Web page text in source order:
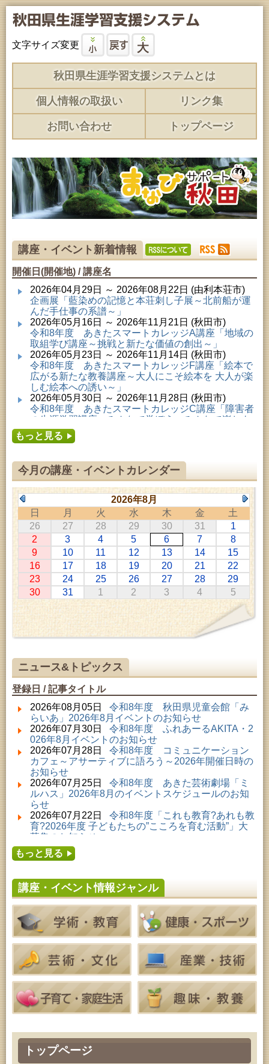
文字サイズ変更
秋田県生涯学習支援システムとは
個人情報の取扱い リンク集
お問い合わせ トップページ
トップページ
講座・イベント新着情報
開催日(開催地) / 講座名
2026年04月29日 ～ 2026年08月22日 (由利本荘市)
企画展「藍染めの記憶と本荘刺し子展～北前船が運
んだ手仕事の系譜～」
2026年05月16日 ～ 2026年11月21日 (秋田市)
令和8年度 あきたスマートカレッジA講座「地域の
取組学び講座～挑戦と新たな価値の創出～」
2026年05月23日 ～ 2026年11月14日 (秋田市)
令和8年度 あきたスマートカレッジF講座「絵本で
広がる新たな教養講座～大人にこそ絵本を 大人が楽
しむ絵本への誘い～」
2026年05月30日 ～ 2026年11月28日 (秋田市)
令和8年度 あきたスマートカレッジC講座「障害者
の生涯学習講座～みんなで学ぼう、みんなで楽しも
う～」
2026年06月02日 ～ 2026年11月30日 (秋田市)
2026年06月06日 ～ 2026年10月17日 (秋田市)
令和8年度 あきたスマートカレッジD講座「防災講
座～自助力と共助力を高める～」
2026年06月27日 ～ 2026年09月05日 (秋田市)
令和8年度 あきたスマートカレッジB講座「熟議フ
ァシリテーター講座 ～熟議をつくろう！～」
2026年07月01日 ～ 2026年09月23日 (仙北市)
千葉克介写真展 ～自然の息吹～
2026年07月11日 ～ 2026年08月30日 (秋田市)
特別展「わけあって絶滅しました。展」
2026年07月14日 ～ 2026年08月23日 (秋田市)
子どもの読書活動推進事業「夏休みは図書館へ行こ
う－みんなの読みたい！知りたい！学びたい！をお
手伝いします－」（資料展示）
2026年07月25日 ～ 2026年09月06日 (美郷町)
美郷町学友館特別展「加藤明見 森に生きるツキノワ
グマ～1年の記録～」
音と会話を楽しむ朝の図書館
2026年08月01日 ～ 2026年08月23日 (秋田市)
乳幼児・青少年教育「図書館クイズラリー」
2026年08月01日 ～ 2026年09月23日 (秋田市)
おかえりなさい！佐竹本三十六歌仙絵とゆかりの名
品
2026年08月01日 ～ 2026年08月23日 (大館市)
清澄コレクション未公開絵画展
2026年08月01日 ～ 2026年09月23日 (秋田市)
佐竹氏の名宝、雄大なる歴史を想う～武と雅～
2026年08月01日 ～ 2026年08月30日 (秋田市)
乳幼児・青少年教育「夏休み資料展示」
2026年08月01日 ～ 2026年08月25日 (秋田市)
工房雑がみランド2026
2026年08月01日 ～ 2026年08月23日 (秋田市)
子どもの読書活動推進事業「夏休みは図書館へ行こ
う－みんなの読みたい！知りたい！学びたい！をお
2026年08月01日 ～ 2026年08月30日 (秋田市)
成人教育「研修室開放」
特別展「超写実 ホキ美術館名品展」
2026年08月07日 (秋田市)
青少年教育「点字体験教室」
2026年08月07日 (秋田市)
高齢者教育「南星大学」
2026年08月07日 (秋田市)
乳幼児・青少年教育「夏休み子ども講座『マーブル
アートでツリー＆ネックレスを作ってみよう』」
2026年08月08日 (秋田市)
乳幼児・青少年教育「朝のこどもとしょかんタイ
ム」
2026年08月08日 (秋田市)
乳幼児教育「おはなしの会」
乳幼児教育・青少年教育「おりがみの会」
2026年08月08日 (秋田市)
乳幼児教育「フォンテ文庫のおはなし会」
もっと見る
今月の講座・イベントカレンダー
2026年8月
日
月 火 水 木 金
土
26
27 28 29 30 31
1
2
3 4 5 6 7
8
9
10 11 12 13 14
15
16
17 18 19 20 21
22
23
24 25 26 27 28
29
30
31 1 2 3 4 5
ニュース&トピックス
登録日 / 記事タイトル
2026年08月05日 令和8年度 秋田県児童会館「み
らいあ」2026年8月イベントのお知らせ
2026年07月30日 令和8年度 ふれあーるAKITA・2
026年8月イベントのお知らせ
2026年07月28日 令和8年度 コミュニケーション
カフェ～アサーティブに語ろう～2026年開催日時の
お知らせ
2026年07月25日 令和8年度 あきた芸術劇場「ミ
ルハス」2026年8月のイベントスケジュールのお知
らせ
2026年07月22日 令和8年度「これも教育?あれも教
育?2026年度 子どもたちの”こころを育む活動”」大
募集のお知らせ
2026年07月16日
夏休み親子体験教室」募集のお知らせ
らいあ」2026年7月イベントのお知らせ
2026年07月11日令和8年度 あきた芸術劇場「ミ
ルハス」2026年7月のイベントスケジュールのお知
らせ
2026年07月10日令和8年度 株式会社パソナ「キ
ャリアコンサルタント相談」のお知らせ
2026年07月10日令和8年度 株式会社パソナ「キ
ャリア形成リスキリング支援センター」紹介のお知
らせ
もっと見る
講座・イベント情報ジャンル